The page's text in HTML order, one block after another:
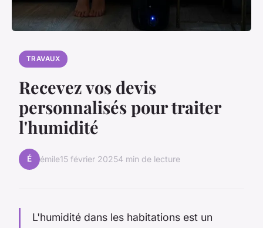
TRAVAUX
Recevez vos devis
personnalisés pour traiter
l'humidité
É émile15 février 20254 min de lecture
L'humidité dans les habitations est un